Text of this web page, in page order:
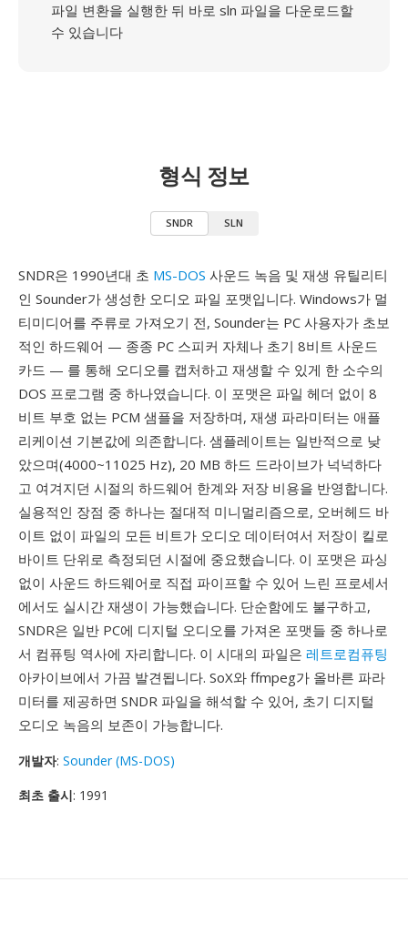
파일 변환을 실행한 뒤 바로 sln 파일을 다운로드할
수 있습니다
형식 정보
SNDR SLN
SNDR은 1990년대 초 MS-DOS 사운드 녹음 및 재생 유틸리티
인 Sounder가 생성한 오디오 파일 포맷입니다. Windows가 멀
티미디어를 주류로 가져오기 전, Sounder는 PC 사용자가 초보
적인 하드웨어 — 종종 PC 스피커 자체나 초기 8비트 사운드
카드 — 를 통해 오디오를 캡처하고 재생할 수 있게 한 소수의
DOS 프로그램 중 하나였습니다. 이 포맷은 파일 헤더 없이 8
비트 부호 없는 PCM 샘플을 저장하며, 재생 파라미터는 애플
리케이션 기본값에 의존합니다. 샘플레이트는 일반적으로 낮
았으며(4000~11025 Hz), 20 MB 하드 드라이브가 넉넉하다
고 여겨지던 시절의 하드웨어 한계와 저장 비용을 반영합니다.
실용적인 장점 중 하나는 절대적 미니멀리즘으로, 오버헤드 바
이트 없이 파일의 모든 비트가 오디오 데이터여서 저장이 킬로
바이트 단위로 측정되던 시절에 중요했습니다. 이 포맷은 파싱
없이 사운드 하드웨어로 직접 파이프할 수 있어 느린 프로세서
에서도 실시간 재생이 가능했습니다. 단순함에도 불구하고,
SNDR은 일반 PC에 디지털 오디오를 가져온 포맷들 중 하나로
서 컴퓨팅 역사에 자리합니다. 이 시대의 파일은 레트로컴퓨팅
아카이브에서 가끔 발견됩니다. SoX와 ffmpeg가 올바른 파라
미터를 제공하면 SNDR 파일을 해석할 수 있어, 초기 디지털
오디오 녹음의 보존이 가능합니다.
개발자: Sounder (MS-DOS)
최초 출시: 1991